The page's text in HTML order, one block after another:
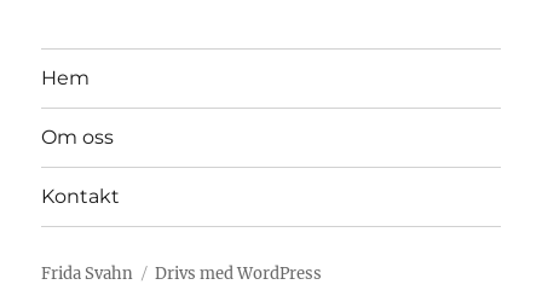
Hem
Om oss
Kontakt
Frida Svahn Drivs med WordPress